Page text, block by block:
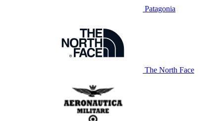
Patagonia
The North Face